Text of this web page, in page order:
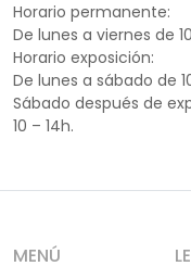
Horario permanente:
De lunes a viernes de
Horario exposición:
De lunes a sábado de
Sábado después de
10 – 14h.
MENÚ